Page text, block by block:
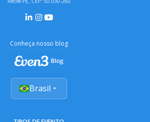
Conheça nosso blog
Brasil